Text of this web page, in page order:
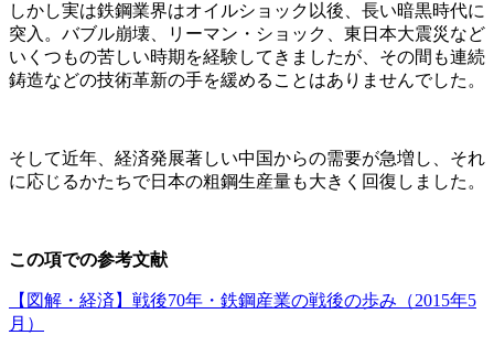
しかし実は鉄鋼業界はオイルショック以後、長い暗黒時代に
突入。バブル崩壊、リーマン・ショック、東日本大震災など
いくつもの苦しい時期を経験してきましたが、その間も連続
鋳造などの技術革新の手を緩めることはありませんでした。
そして近年、経済発展著しい中国からの需要が急増し、それ
に応じるかたちで日本の粗鋼生産量も大きく回復しました。
この項での参考文献
【図解・経済】戦後70年・鉄鋼産業の戦後の歩み（2015年5
月）